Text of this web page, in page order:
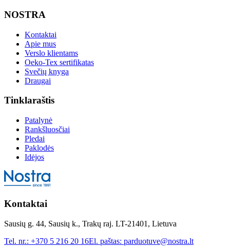
NOSTRA
Kontaktai
Apie mus
Verslo klientams
Oeko-Tex sertifikatas
Svečių knyga
Draugai
Tinklaraštis
Patalynė
Rankšluosčiai
Pledai
Paklodės
Idėjos
Kontaktai
Sausių g. 44, Sausių k., Trakų raj. LT-21401, Lietuva
Tel. nr.: +370 5 216 20 16El. paštas: parduotuve@nostra.lt